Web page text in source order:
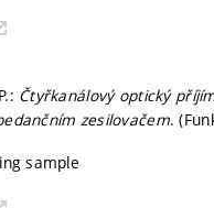
Čtyřkanálový optický
zesilovačem.
sample